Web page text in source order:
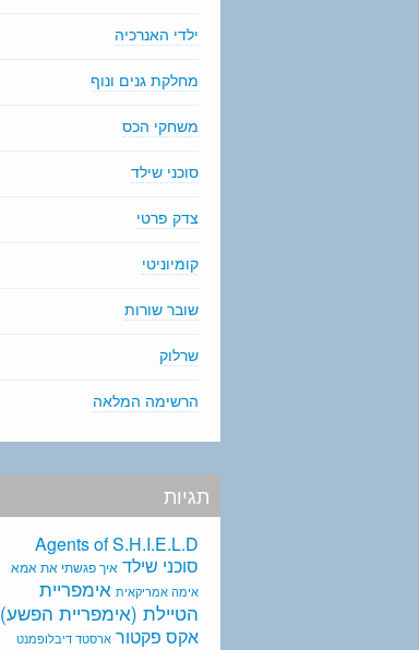
ילדי האנרכיה
מחלקת גנים ונוף
משחקי הכס
סוכני שילד
צדק פרטי
קומיוניטי
שובר שורות
שרלוק
הרשימה המלאה
תגיות
Agents of S.H.I.E.L.D
סוכני שילד איך פגשתי את אמא
אימה אמריקאית אימפריית
הטיילת (אימפריית הפשע)
אקס פקטור ארסטד דיבלופמנט